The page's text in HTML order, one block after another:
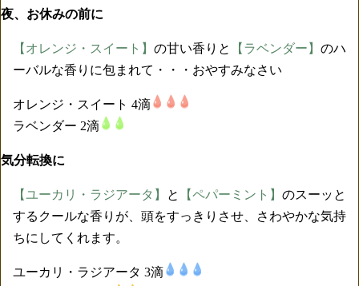
夜、お休みの前に
【オレンジ・スイート】 の甘い香りと 【ラベンダー】 のハ
ーバルな香りに包まれて・・・おやすみなさい
オレンジ・スイート 4滴
ラベンダー 2滴
気分転換に
【ユーカリ・ラジアータ】 と 【ペパーミント】 のスーッと
するクールな香りが、頭をすっきりさせ、さわやかな気持
ちにしてくれます。
ユーカリ・ラジアータ 3滴